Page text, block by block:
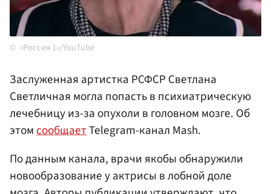
«Россия 1»/YouTube
Заслуженная артистка РСФСР Светлана
Светличная могла попасть в психиатрическую
лечебницу из-за опухоли в головном мозге. Об
этомсообщаетTelegram-канал Mash.
По данным канала, врачи якобы обнаружили
новообразование у актрисы в лобной доле